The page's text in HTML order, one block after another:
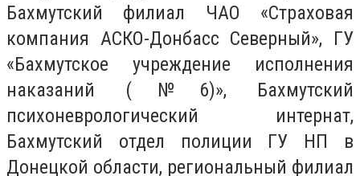
Бахмутский филиал ЧАО «Страховая
компания АСКО-Донбасс Северный», ГУ
«Бахмутское учреждение исполнения
наказаний (№6)», Бахмутский
психоневрологический интернат,
Бахмутский отдел полиции ГУ НП в
Донецкой области, региональный филиал